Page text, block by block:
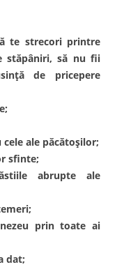
te strecori printre
stăpâniri, să nu fii
de pricepere
ale păcătoșilor;
sfinte;
abrupte ale
prin toate ai
dat;